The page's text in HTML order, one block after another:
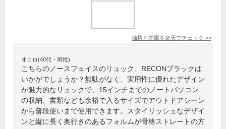
価格と在庫を楽天でチェック >>
オロロ(40代・男性)
こちらのノースフェイスのリュック、RECONブラックは
いかがでしょうか？無駄がなく、実用性に優れたデザイン
が魅力的なリュックで、15インチまでのノートパソコン
の収納、書類なども余裕で入るサイズでアウトドアシーン
から普段使いまで使用できます。スタイリッシュなデザイ
ンと縦に長く奥行きのあるフォルムが骨格ストレートの方